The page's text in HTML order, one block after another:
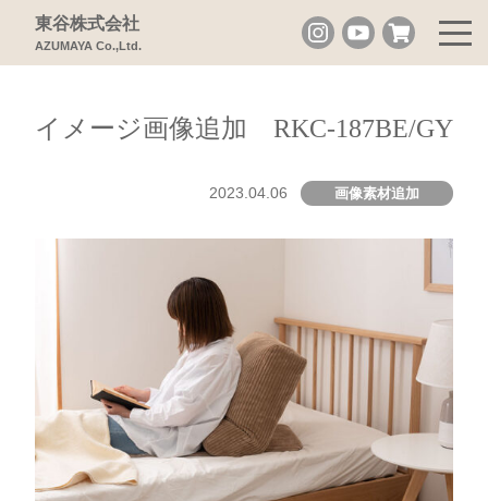
東谷株式会社
AZUMAYA Co.,Ltd.
イメージ画像追加 RKC-187BE/GY
2023.04.06 画像素材追加